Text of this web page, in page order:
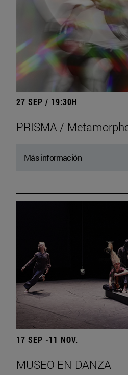
27 SEP / 19:30H
PRISMA /
Más información
17 SEP -11 NOV.
MUSEO EN DANZA